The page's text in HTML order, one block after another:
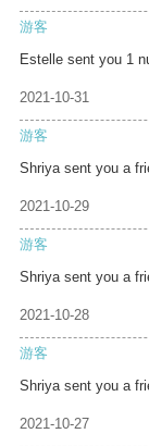
游客
Estelle sent you 1
2021-10-31
游客
Shriya sent you a
2021-10-29
游客
Shriya sent you a
2021-10-28
游客
Shriya sent you a
2021-10-27